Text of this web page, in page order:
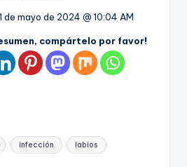
de mayo de 2024 @ 10:04 AM
compártelo por favor!
infección labios